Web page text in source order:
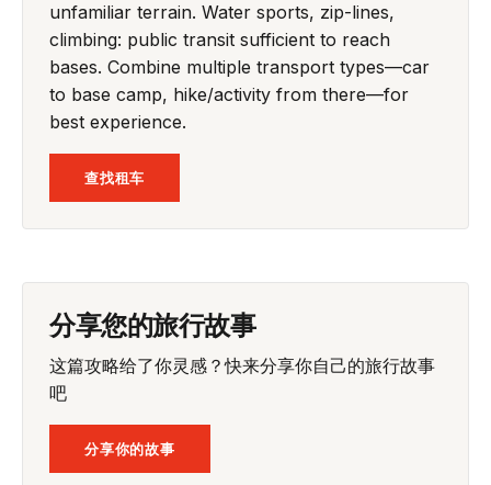
unfamiliar terrain. Water sports, zip-lines,
climbing: public transit sufficient to reach
bases. Combine multiple transport types—car
to base camp, hike/activity from there—for
best experience.
查找租车
分享您的旅行故事
这篇攻略给了你灵感？快来分享你自己的旅行故事
吧
分享你的故事